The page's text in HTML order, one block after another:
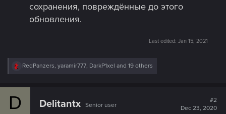
сохранения, повреждённые до этого
обновления.
Last edited: Jan 15, 2021
R
c
RedPanzers, yaramir777, DarkP1xel and 19 others
D Delitantx Senior user
#2
Dec 23, 2020